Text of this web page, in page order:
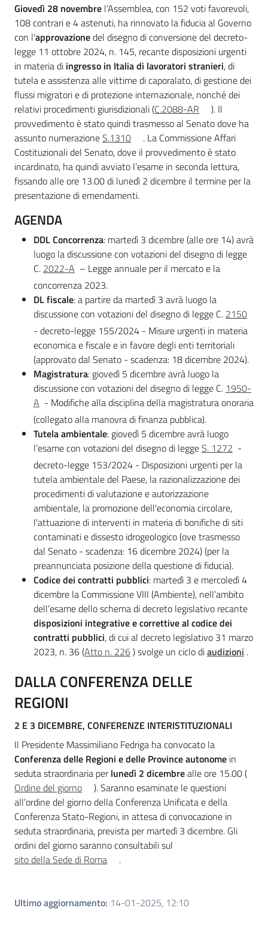
Giovedì 28 novembre l’Assemblea, con 152 voti favorevoli,
108 contrari e 4 astenuti, ha rinnovato la fiducia al Governo
con l'approvazionedel disegno di conversione del decreto-
legge 11 ottobre 2024, n. 145, recante disposizioni urgenti
in materia di ingresso in Italia di lavoratori stranieri, di
tutela e assistenza alle vittime di caporalato, di gestione dei
flussi migratori e di protezione internazionale, nonché dei
relativi procedimenti giurisdizionali (C.2088-AR
). Il
provvedimento è stato quindi trasmesso al Senato dove ha
assunto numerazioneS.1310
. La Commissione Affari
Costituzionali del Senato, dove il provvedimento è stato
incardinato, ha quindi avviato l’esame in seconda lettura,
fissando alle ore 13.00 di lunedì 2 dicembre il termine per la
presentazione di emendamenti.
AGENDA
DDL Concorrenza: martedì 3 dicembre (alle ore 14) avrà
luogo la discussione con votazioni del disegno di legge
C. 2022-A – Legge annuale per il mercato e la
concorrenza 2023.
DL fiscale: a partire da martedì 3 avrà luogo la
discussione con votazioni del disegno di legge C. 2150
- decreto-legge 155/2024 - Misure urgenti in materia
economica e fiscale e in favore degli enti territoriali
(approvato dal Senato - scadenza: 18 dicembre 2024).
Magistratura: giovedì 5 dicembre avrà luogo la
discussione con votazioni del disegno di legge C. 1950-
A - Modifiche alla disciplina della magistratura onoraria
(collegato alla manovra di finanza pubblica).
Tutela ambientale: giovedì 5 dicembre avrà luogo
l’esame con votazioni del disegno di leggeS. 1272 -
decreto-legge 153/2024 - Disposizioni urgenti per la
tutela ambientale del Paese, la razionalizzazione dei
procedimenti di valutazione e autorizzazione
ambientale, la promozione dell'economia circolare,
l'attuazione di interventi in materia di bonifiche di siti
contaminati e dissesto idrogeologico (ove trasmesso
dal Senato - scadenza: 16 dicembre 2024) (per la
preannunciata posizione della questione di fiducia).
Codice dei contratti pubblici: martedì 3 e mercoledì 4
dicembre la Commissione VIII (Ambiente), nell’ambito
dell’esame dello schema di decreto legislativo recante
disposizioni integrative e correttive al codice dei
contratti pubblici, di cui al decreto legislativo 31 marzo
2023, n. 36(Atto n. 226) svolge un ciclo diaudizioni .
DALLA CONFERENZA DELLE
REGIONI
2 E 3 DICEMBRE, CONFERENZE INTERISTITUZIONALI
Il Presidente Massimiliano Fedriga ha convocato la
Conferenza delle Regioni e delle Province autonome in
seduta straordinaria perlunedì 2 dicembrealle ore 15.00 (
Ordine del giorno
). Saranno esaminate le questioni
all’ordine del giorno della Conferenza Unificata e della
Conferenza Stato-Regioni, in attesa di convocazione in
seduta straordinaria, prevista per martedì 3 dicembre. Gli
ordini del giorno saranno consultabili sul
sito della Sede di Roma
.
Ultimo aggiornamento: 14-01-2025, 12:10